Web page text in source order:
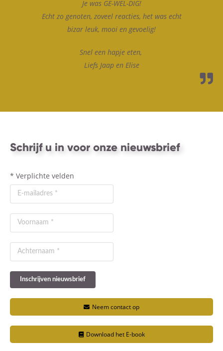
Je was GE-WEL-DIG!
Echt zo genoten, zoveel reacties, het was echt
bizar leuk, mooi en gevoelig!
Snel een hapje eten,
Liefs Jaap en Elise
Schrijf u in voor onze nieuwsbrief
* Verplichte velden
Neem contact op
Download het E-book